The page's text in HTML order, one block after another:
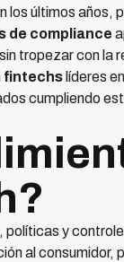
últimos años,
de compliance
tropezar con la
fintechs líderes
cumpliendo
políticas y
al consumidor,